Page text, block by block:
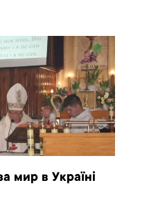
мир в Україні